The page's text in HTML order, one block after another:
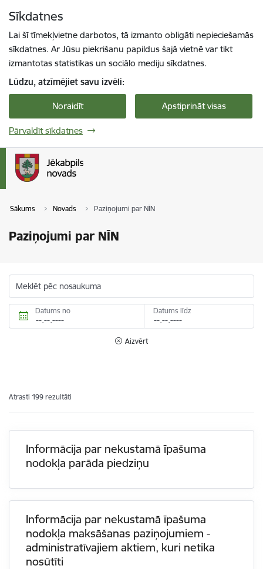
Sīkdatnes
Lai šī tīmekļvietne darbotos, tā izmanto obligāti nepieciešamās
sīkdatnes. Ar Jūsu piekrišanu papildus šajā vietnē var tikt
izmantotas statistikas un sociālo mediju sīkdatnes.
Lūdzu, atzīmējiet savu izvēli:
Noraidīt Apstiprināt visas
Pārvaldīt sīkdatnes
Sākums Novads Paziņojumi par NĪN
Paziņojumi par NĪN
Meklēt pēc nosaukuma
Datums no Datums līdz
Aizvērt
Atrasti 199 rezultāti
Informācija par nekustamā īpašuma
nodokļa parāda piedziņu
Informācija par nekustamā īpašuma
nodokļa maksāšanas paziņojumiem -
administratīvajiem aktiem, kuri netika
nosūtīti